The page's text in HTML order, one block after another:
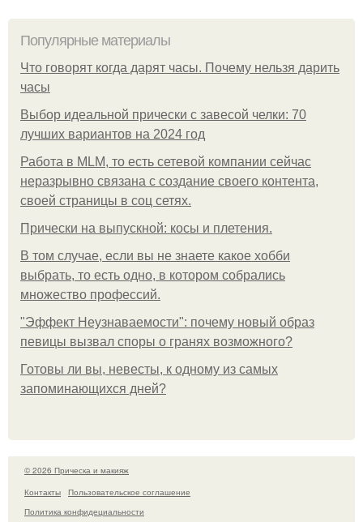
Популярные материалы
Что говорят когда дарят часы. Почему нельзя дарить
часы
Выбор идеальной прически с завесой челки: 70
лучших вариантов на 2024 год
Работа в MLM, то есть сетевой компании сейчас
неразрывно связана с создание своего контента,
своей страницы в соц сетях.
Прически на выпускной: косы и плетения.
В том случае, если вы не знаете какое хобби
выбрать, то есть одно, в котором собрались
множество профессий.
"Эффект Неузнаваемости": почему новый образ
певицы вызвал споры о гранях возможного?
Готовы ли вы, невесты, к одному из самых
запоминающихся дней?
© 2026 Прическа и макияж
Контакты
Пользовательское соглашение
Политика конфидециальности